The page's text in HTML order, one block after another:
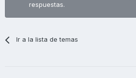
respuestas.
Ir a la lista de temas